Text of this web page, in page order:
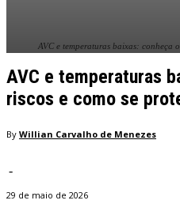
AVC e temperaturas baixas: conheça
AVC e temperaturas
riscos e como se
By Willian Carvalho de Menezes
-
29 de maio de 2026